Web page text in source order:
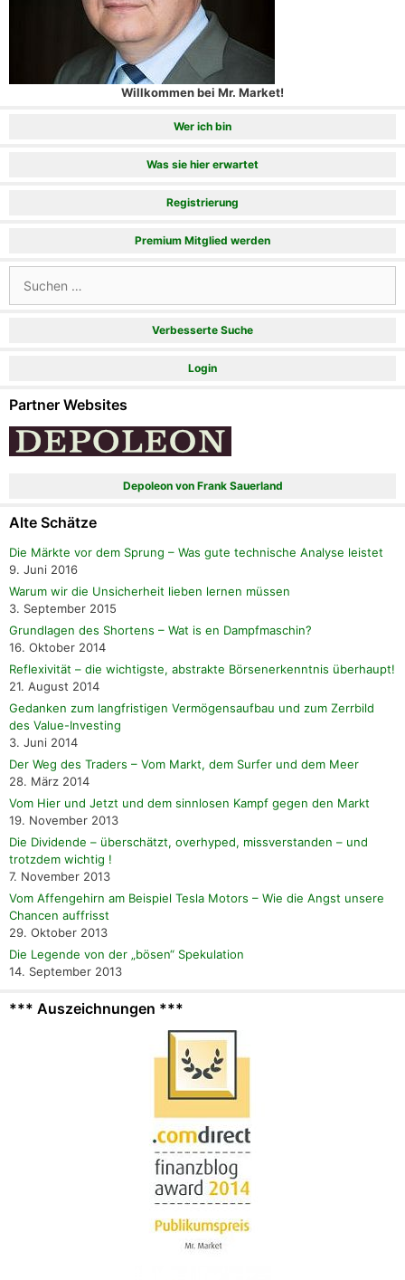
Willkommen bei Mr. Market!
Wer ich bin
Was sie hier erwartet
Registrierung
Premium Mitglied werden
nach:
Verbesserte Suche
Login
Partner Websites
Depoleon von Frank Sauerland
Alte Schätze
Die Märkte vor dem Sprung – Was gute technische Analyse leistet
9. Juni 2016
Warum wir die Unsicherheit lieben lernen müssen
3. September 2015
Grundlagen des Shortens – Wat is en Dampfmaschin?
16. Oktober 2014
Reflexivität – die wichtigste, abstrakte Börsenerkenntnis überhaupt!
21. August 2014
Gedanken zum langfristigen Vermögensaufbau und zum Zerrbild
des Value-Investing
3. Juni 2014
Der Weg des Traders – Vom Markt, dem Surfer und dem Meer
28. März 2014
Vom Hier und Jetzt und dem sinnlosen Kampf gegen den Markt
19. November 2013
Die Dividende – überschätzt, overhyped, missverstanden – und
trotzdem wichtig !
7. November 2013
Vom Affengehirn am Beispiel Tesla Motors – Wie die Angst unsere
Chancen auffrisst
29. Oktober 2013
Die Legende von der „bösen“ Spekulation
14. September 2013
*** Auszeichnungen ***